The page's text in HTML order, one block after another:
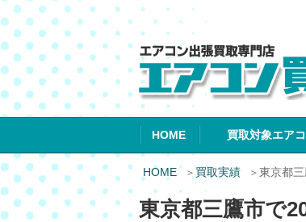
エアコン買
HOME 買取対象エア
HOME 買取実績 東京都
東京都三鷹市で